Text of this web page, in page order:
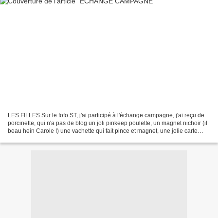
LES FILLES Sur le fofo ST, j'ai participé à l'échange campagne, j'ai reçu de
porcinette, qui n'a pas de blog un joli pinkeep poulette, un magnet nichoir (il
beau hein Carole !) une vachette qui fait pince et magnet, une jolie carte